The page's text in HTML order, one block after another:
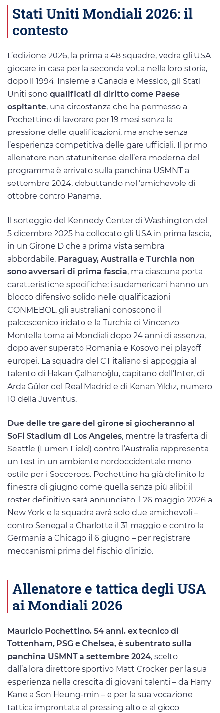
Stati Uniti Mondiali 2026: il
contesto
L’edizione 2026, la prima a 48 squadre, vedrà gli USA
giocare in casa per la seconda volta nella loro storia,
dopo il 1994. Insieme a Canada e Messico, gli Stati
Uniti sono qualificati di diritto come Paese
ospitante, una circostanza che ha permesso a
Pochettino di lavorare per 19 mesi senza la
pressione delle qualificazioni, ma anche senza
l’esperienza competitiva delle gare ufficiali. Il primo
allenatore non statunitense dell’era moderna del
programma è arrivato sulla panchina USMNT a
settembre 2024, debuttando nell’amichevole di
ottobre contro Panama.
Il sorteggio del Kennedy Center di Washington del
5 dicembre 2025 ha collocato gli USA in prima fascia,
in un Girone D che a prima vista sembra
abbordabile. Paraguay, Australia e Turchia non
sono avversari di prima fascia, ma ciascuna porta
caratteristiche specifiche: i sudamericani hanno un
blocco difensivo solido nelle qualificazioni
CONMEBOL, gli australiani conoscono il
palcoscenico iridato e la Turchia di Vincenzo
Montella torna ai Mondiali dopo 24 anni di assenza,
dopo aver superato Romania e Kosovo nei playoff
europei. La squadra del CT italiano si appoggia al
talento di Hakan Çalhanoğlu, capitano dell’Inter, di
Arda Güler del Real Madrid e di Kenan Yıldız, numero
10 della Juventus.
Due delle tre gare del girone si giocheranno al
SoFi Stadium di Los Angeles, mentre la trasferta di
Seattle (Lumen Field) contro l’Australia rappresenta
un test in un ambiente nordoccidentale meno
ostile per i Socceroos. Pochettino ha già definito la
finestra di giugno come quella senza più alibi: il
roster definitivo sarà annunciato il 26 maggio 2026 a
New York e la squadra avrà solo due amichevoli –
contro Senegal a Charlotte il 31 maggio e contro la
Germania a Chicago il 6 giugno – per registrare
meccanismi prima del fischio d’inizio.
Allenatore e tattica degli USA
ai Mondiali 2026
Mauricio Pochettino, 54 anni, ex tecnico di
Tottenham, PSG e Chelsea, è subentrato sulla
panchina USMNT a settembre 2024, scelto
dall’allora direttore sportivo Matt Crocker per la sua
esperienza nella crescita di giovani talenti – da Harry
Kane a Son Heung-min – e per la sua vocazione
tattica improntata al pressing alto e al gioco